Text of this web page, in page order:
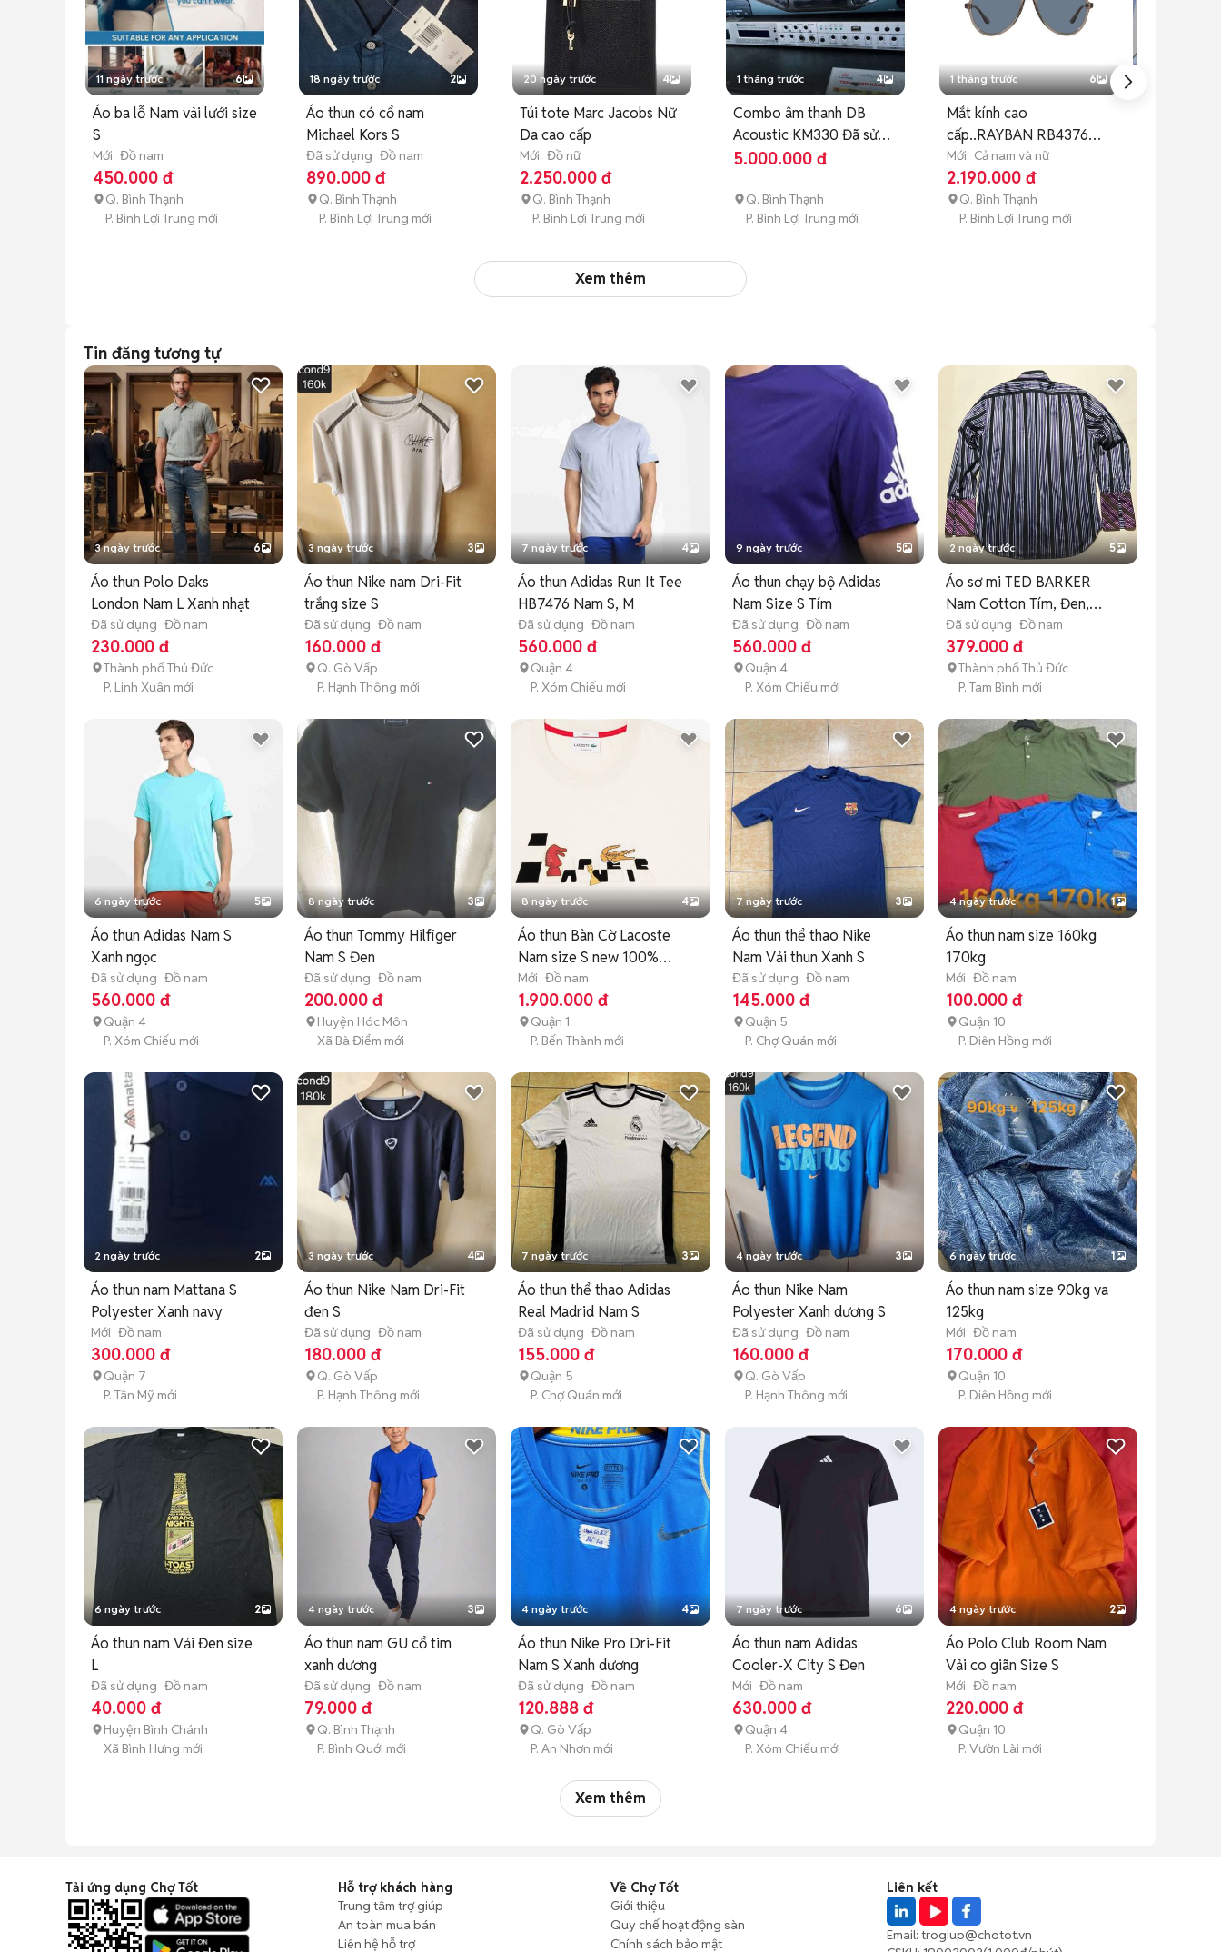
11 ngày trước 6
Áo ba lỗ Nam vải lưới size
S
Mới Đồ nam
450.000 đ
Q. Bình Thạnh
P. Bình Lợi Trung mới
18 ngày trước 2
Áo thun có cổ nam
Michael Kors S
Đã sử dụng Đồ nam
890.000 đ
Q. Bình Thạnh
P. Bình Lợi Trung mới
20 ngày trước 4
Túi tote Marc Jacobs Nữ
Da cao cấp
Mới Đồ nữ
2.250.000 đ
Q. Bình Thạnh
P. Bình Lợi Trung mới
1 tháng trước 4
Combo âm thanh DB
Acoustic KM330 Đã sử
dụng
5.000.000 đ
Q. Bình Thạnh
P. Bình Lợi Trung mới
1 tháng trước 6
Mắt kính cao
cấp..RAYBAN RB4376
POLARIZED..AUTHENT
Mới Cả nam và nữ
2.190.000 đ
Q. Bình Thạnh
P. Bình Lợi Trung mới
Xem thêm
Tin đăng tương tự
3 ngày trước 6
Áo thun Polo Daks
London Nam L Xanh nhạt
Đã sử dụng Đồ nam
230.000 đ
Thành phố Thủ Đức
P. Linh Xuân mới
3 ngày trước 3
Áo thun Nike nam Dri-Fit
trắng size S
Đã sử dụng Đồ nam
160.000 đ
Q. Gò Vấp
P. Hạnh Thông mới
7 ngày trước 4
Áo thun Adidas Run It Tee
HB7476 Nam S, M
Đã sử dụng Đồ nam
560.000 đ
Quận 4
P. Xóm Chiếu mới
9 ngày trước 5
Áo thun chạy bộ Adidas
Nam Size S Tím
Đã sử dụng Đồ nam
560.000 đ
Quận 4
P. Xóm Chiếu mới
2 ngày trước 5
Áo sơ mi TED BARKER
Nam Cotton Tím, Đen,
Trắng
Đã sử dụng Đồ nam
379.000 đ
Thành phố Thủ Đức
P. Tam Bình mới
6 ngày trước 5
Áo thun Adidas Nam S
Xanh ngọc
Đã sử dụng Đồ nam
560.000 đ
Quận 4
P. Xóm Chiếu mới
8 ngày trước 3
Áo thun Tommy Hilfiger
Nam S Đen
Đã sử dụng Đồ nam
200.000 đ
Huyện Hóc Môn
Xã Bà Điểm mới
8 ngày trước 4
Áo thun Bàn Cờ Lacoste
Nam size S new 100%
fulltag
Mới Đồ nam
1.900.000 đ
Quận 1
P. Bến Thành mới
7 ngày trước 3
Áo thun thể thao Nike
Nam Vải thun Xanh S
Đã sử dụng Đồ nam
145.000 đ
Quận 5
P. Chợ Quán mới
4 ngày trước 1
Áo thun nam size 160kg
170kg
Mới Đồ nam
100.000 đ
Quận 10
P. Diên Hồng mới
2 ngày trước 2
Áo thun nam Mattana S
Polyester Xanh navy
Mới Đồ nam
300.000 đ
Quận 7
P. Tân Mỹ mới
3 ngày trước 4
Áo thun Nike Nam Dri-Fit
đen S
Đã sử dụng Đồ nam
180.000 đ
Q. Gò Vấp
P. Hạnh Thông mới
7 ngày trước 3
Áo thun thể thao Adidas
Real Madrid Nam S
Đã sử dụng Đồ nam
155.000 đ
Quận 5
P. Chợ Quán mới
4 ngày trước 3
Áo thun Nike Nam
Polyester Xanh dương S
Đã sử dụng Đồ nam
160.000 đ
Q. Gò Vấp
P. Hạnh Thông mới
6 ngày trước 1
Áo thun nam size 90kg va
125kg
Mới Đồ nam
170.000 đ
Quận 10
P. Diên Hồng mới
6 ngày trước 2
Áo thun nam Vải Đen size
L
Đã sử dụng Đồ nam
40.000 đ
Huyện Bình Chánh
Xã Bình Hưng mới
4 ngày trước 3
Áo thun nam GU cổ tim
xanh dương
Đã sử dụng Đồ nam
79.000 đ
Q. Bình Thạnh
P. Bình Quới mới
4 ngày trước 4
Áo thun Nike Pro Dri-Fit
Nam S Xanh dương
Đã sử dụng Đồ nam
120.888 đ
Q. Gò Vấp
P. An Nhơn mới
7 ngày trước 6
Áo thun nam Adidas
Cooler-X City S Đen
Mới Đồ nam
630.000 đ
Quận 4
P. Xóm Chiếu mới
4 ngày trước 2
Áo Polo Club Room Nam
Vải co giãn Size S
Mới Đồ nam
220.000 đ
Quận 10
P. Vườn Lài mới
Xem thêm
Tải ứng dụng Chợ Tốt
Hỗ trợ khách hàng
Trung tâm trợ giúp
An toàn mua bán
Liên hệ hỗ trợ
Về Chợ Tốt
Giới thiệu
Quy chế hoạt động sàn
Chính sách bảo mật
Liên kết
Email: trogiup@chotot.vn